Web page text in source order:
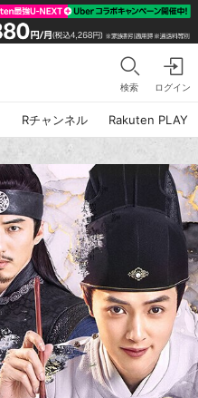
検索 ログイン
Rチャンネル Rakuten PLAY